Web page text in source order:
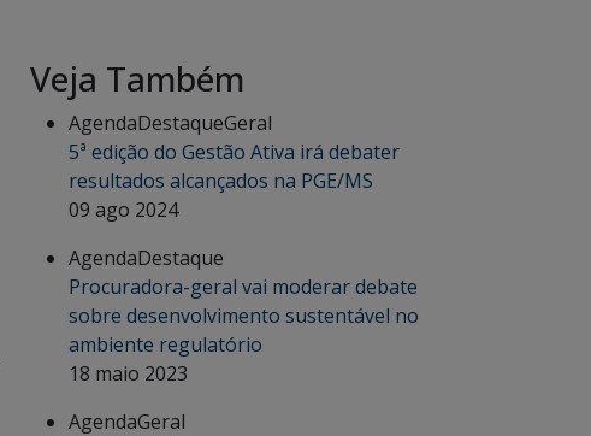
Veja Também
AgendaDestaqueGeral
5ª edição do Gestão Ativa irá debater
resultados alcançados na PGE/MS
09 ago 2024
AgendaDestaque
Procuradora-geral vai moderar debate
sobre desenvolvimento sustentável no
ambiente regulatório
18 maio 2023
AgendaGeral